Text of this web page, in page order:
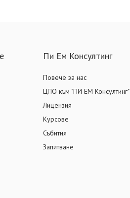
Пи Ем Консултинг
Повече за нас
ЦПО към "ПИ ЕМ Консултинг"
Лицензия
Курсове
Събития
Запитване